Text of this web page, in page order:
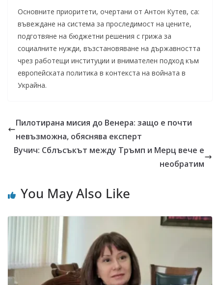
Основните приоритети, очертани от Антон Кутев, са:
въвеждане на система за проследимост на цените,
подготвяне на бюджетни решения с грижа за
социалните нужди, възстановяване на държавността
чрез работещи институции и внимателен подход към
европейската политика в контекста на войната в
Украйна.
Пилотирана мисия до Венера: защо е почти
невъзможна, обяснява експерт
Вучич: Сблъсъкът между Тръмп и Мерц вече е
необратим
You May Also Like